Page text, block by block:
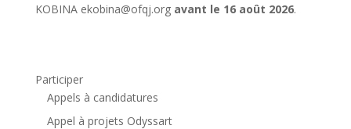
KOBINA ekobina@ofqj.org avant le 16 août 2026.
Participer
Appels à candidatures
Appel à projets Odyssart